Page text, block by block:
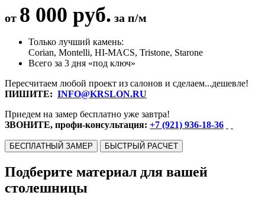
от 8 000 руб. за п/м
Только лучший камень:
Corian, Montelli, HI-MACS, Tristone, Starone
Всего за 3 дня «под ключ»
Пересчитаем любой проект из салонов и сделаем...дешевле!
ПИШИТЕ: INFO@KRSLON.RU
Приедем на замер бесплатно уже завтра!
ЗВОНИТЕ, профи-консультация: +7 (921) 936-18-36
БЕСПЛАТНЫЙ ЗАМЕР БЫСТРЫЙ РАСЧЕТ
Подберите материал для вашей
столешницы